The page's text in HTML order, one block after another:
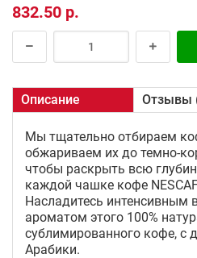
832.50 р.
Описание Отзывы
Мы тщательно отбираем
обжариваем их до темно-
чтобы раскрыть всю
каждой чашке кофе
Насладитесь интенсивным
ароматом этого 100%
сублимированного кофе, с
Арабики.